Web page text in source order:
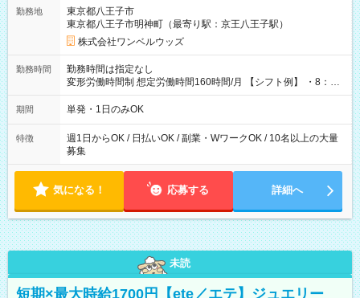
勤務地
東京都八王子市
東京都八王子市明神町（最寄り駅：京王八王子駅）
株式会社ワンベルウッズ
勤務時間
勤務時間は指定なし
変形労働時間制 想定労働時間160時間/月 【シフト例】 ・8：00
～21：00
期間 単発・1日のみOK
特徴
週1日からOK / 日払いOK / 副業・WワークOK / 10名以上の大量
募集
気になる！ 応募する 詳細へ
未読
短期×最大時給1700円【ete／エテ】ジュエリー